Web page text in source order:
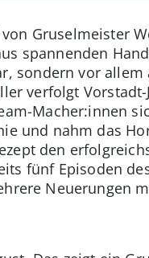
Gruselmeister
spannenden
sondern vor
verfolgt
Macher:innen
und nahm das
den
fünf Episoden
Neuerungen